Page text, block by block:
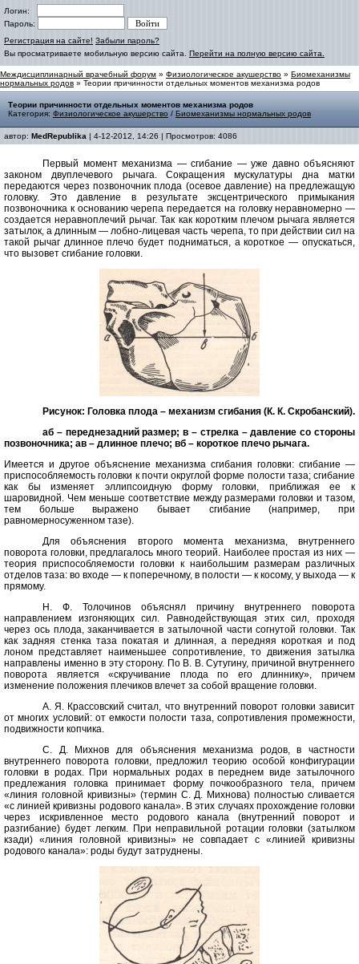
Логин:
Пароль:
Регистрация на сайте! Забыли пароль?
Вы просматриваете мобильную версию сайта. Перейти на полную версию сайта.
Междисциплинарный врачебный форум » Физиологическое акушерство » Биомеханизмы
нормальных родов » Теории причинности отдельных моментов механизма родов
Теории причинности отдельных моментов механизма родов
Категория: Физиологическое акушерство / Биомеханизмы нормальных родов
автор: MedRepublika | 4-12-2012, 14:26 | Просмотров: 4086
Первый момент механизма — сгибание — уже давно объясняют
законом двуплечевого рычага. Сокращения мускулатуры дна матки
передаются через позвоночник плода (осевое давление) на предлежащую
головку. Это давление в результате эксцентрического примыкания
позвоночника к основанию черепа передается на головку неравномерно —
создается неравноплечий рычаг. Так как коротким плечом рычага является
затылок, а длинным — лобно-лицевая часть черепа, то при действии сил на
такой рычаг длинное плечо будет подниматься, а короткое — опускаться,
что вызовет сгибание головки.
Рисунок: Головка плода – механизм сгибания (К. К. Скробанский).
аб – переднезадний размер;в – стрелка – давление со стороны
позвоночника; ав – длинное плечо; вб – короткое плечо рычага.
Имеется и другое объяснение механизма сгибания головки: сгибание —
приспособляемость головки к почти округлой форме полости таза; сгибание
как бы изменяет эллипсоидную форму головки, приближая ее к
шаровидной. Чем меньше соответствие между размерами головки и тазом,
тем больше выражено бывает сгибание (например, при
равномерносуженном тазе).
Для объяснения второго момента механизма, внутреннего
поворота головки, предлагалось много теорий. Наиболее простая из них —
теория приспособляемости головки к наибольшим размерам различных
отделов таза: во входе — к поперечному, в полости — к косому, у выхода — к
прямому.
Н. Ф. Толочинов объяснял причину внутреннего поворота
направлением изгоняющих сил. Равнодействующая этих сил, проходя
через ось плода, заканчивается в затылочной части согнутой головки. Так
как задняя стенка таза покатая и длинная, а передняя короткая и под
лоном представляет наименьшее сопротивление, то движения затылка
направлены именно в эту сторону. По В. В. Сутугину, причиной внутреннего
поворота является «скручивание плода по его длиннику», причем
изменение положения плечиков влечет за собой вращение головки.
А. Я. Крассовский считал, что внутренний поворот головки зависит
от многих условий: от емкости полости таза, сопротивления промежности,
подвижности копчика.
С. Д. Михнов для объяснения механизма родов, в частности
внутреннего поворота головки, предложил теорию особой конфигурации
головки в родах. При нормальных родах в переднем виде затылочного
предлежания головка принимает форму почкообразного тела, причем
«линия головной кривизны» (термин С. Д. Михнова) полностью сливается
«с линией кривизны родового канала». В этих случаях прохождение головки
через искривленное место родового канала (внутренний поворот и
разгибание) будет легким. При неправильной ротации головки (затылком
кзади) «линия головной кривизны» не совпадает с «линией кривизны
родового канала»: роды будут затруднены.